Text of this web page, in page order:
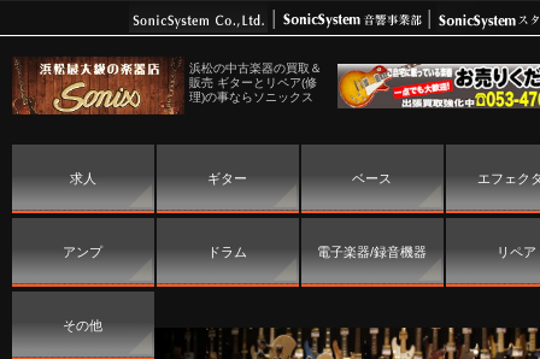
浜松の中古楽器の買取＆
販売 ギターとリペア(修
理)の事ならソニックス
求人 ギター ベース エフェク
アンプ ドラム 電子楽器/録音機器 リペア
その他